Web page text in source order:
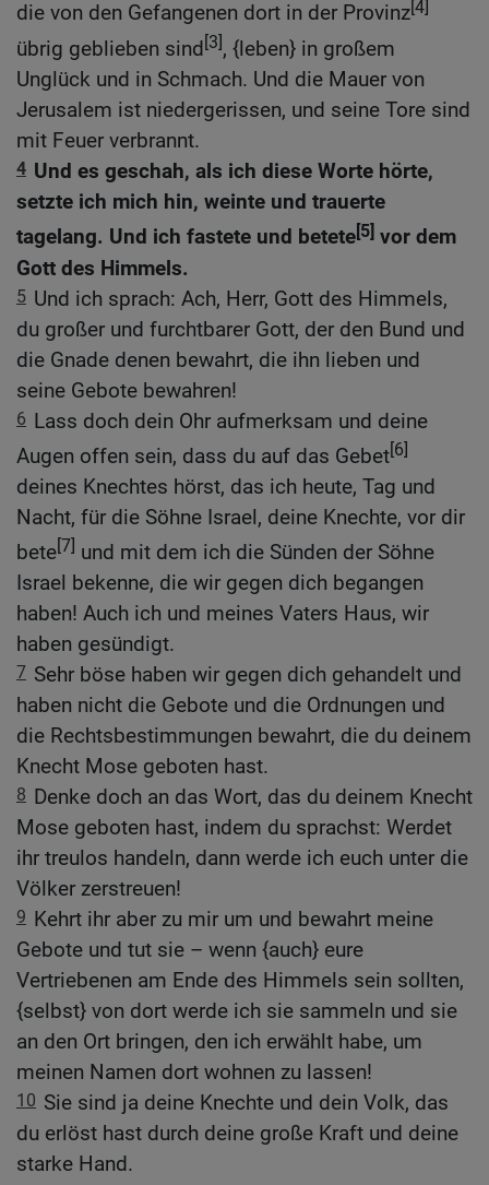
die von den Gefangenen dort in der Provinz[4]
übrig geblieben sind[3], {leben} in großem
Unglück und in Schmach. Und die Mauer von
Jerusalem ist niedergerissen, und seine Tore sind
mit Feuer verbrannt.
4 Und es geschah, als ich diese Worte hörte,
setzte ich mich hin, weinte und trauerte
tagelang. Und ich fastete und betete[5] vor dem
Gott des Himmels.
5 Und ich sprach: Ach, Herr, Gott des Himmels,
du großer und furchtbarer Gott, der den Bund und
die Gnade denen bewahrt, die ihn lieben und
seine Gebote bewahren!
6 Lass doch dein Ohr aufmerksam und deine
Augen offen sein, dass du auf das Gebet[6]
deines Knechtes hörst, das ich heute, Tag und
Nacht, für die Söhne Israel, deine Knechte, vor dir
bete[7] und mit dem ich die Sünden der Söhne
Israel bekenne, die wir gegen dich begangen
haben! Auch ich und meines Vaters Haus, wir
haben gesündigt.
7 Sehr böse haben wir gegen dich gehandelt und
haben nicht die Gebote und die Ordnungen und
die Rechtsbestimmungen bewahrt, die du deinem
Knecht Mose geboten hast.
8 Denke doch an das Wort, das du deinem Knecht
Mose geboten hast, indem du sprachst: Werdet
ihr treulos handeln, dann werde ich euch unter die
Völker zerstreuen!
9 Kehrt ihr aber zu mir um und bewahrt meine
Gebote und tut sie – wenn {auch} eure
Vertriebenen am Ende des Himmels sein sollten,
{selbst} von dort werde ich sie sammeln und sie
an den Ort bringen, den ich erwählt habe, um
meinen Namen dort wohnen zu lassen!
10 Sie sind ja deine Knechte und dein Volk, das
du erlöst hast durch deine große Kraft und deine
starke Hand.